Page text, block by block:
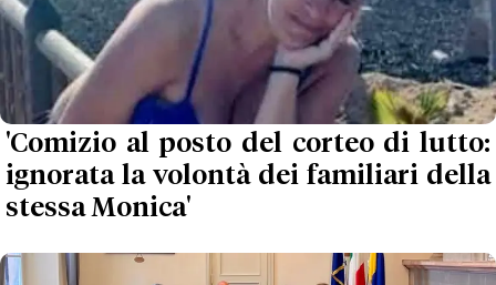
'Comizio al posto del corteo di lutto:
ignorata la volontà dei familiari della
stessa Monica'